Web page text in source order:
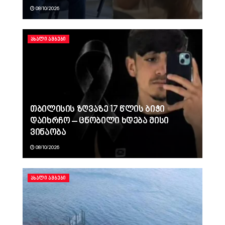
08/10/2026
ᲐᲮᲐᲚᲘ ᲐᲛᲑᲔᲑᲘ
თბილისის ზღვაზე 17 წლის ბიჭი
დაიხრჩო – ცნობილი ხდება მისი
ვინაობა
08/10/2026
ᲐᲮᲐᲚᲘ ᲐᲛᲑᲔᲑᲘ